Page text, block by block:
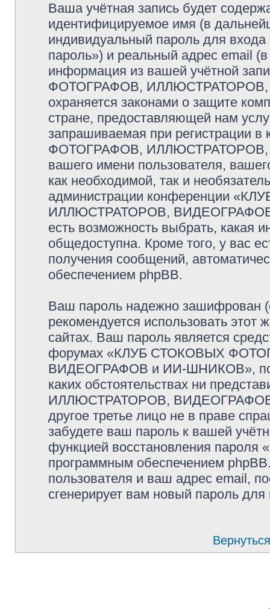
Ваша учётная запись будет
идентифицируемое имя (в
индивидуальный пароль для
пароль») и реальный адрес email
информация из вашей учётной
ФОТОГРАФОВ,
охраняется законами о защите
стране, предоставляющей нам
запрашиваемая при
ФОТОГРАФОВ,
вашего имени пользователя,
как необходимой, так и
администрации конференции
ИЛЛЮСТРАТОРОВ, ВИДЕОГРАФОВ
есть возможность выбрать, какая
общедоступна. Кроме того, у вас
получения сообщений,
обеспечением phpBB.
Ваш пароль надежно зашифрован
рекомендуется использовать этот
сайтах. Ваш пароль является
форумах «КЛУБ СТОКОВЫХ
ВИДЕОГРАФОВ и ИИ-ШНИКОВ»,
каких обстоятельствах ни
ИЛЛЮСТРАТОРОВ, ВИДЕОГРАФОВ
другое третье лицо не в праве
забудете ваш пароль к вашей
функцией восстановления пароля
программным обеспечением
пользователя и ваш адрес email,
сгенерирует вам новый пароль